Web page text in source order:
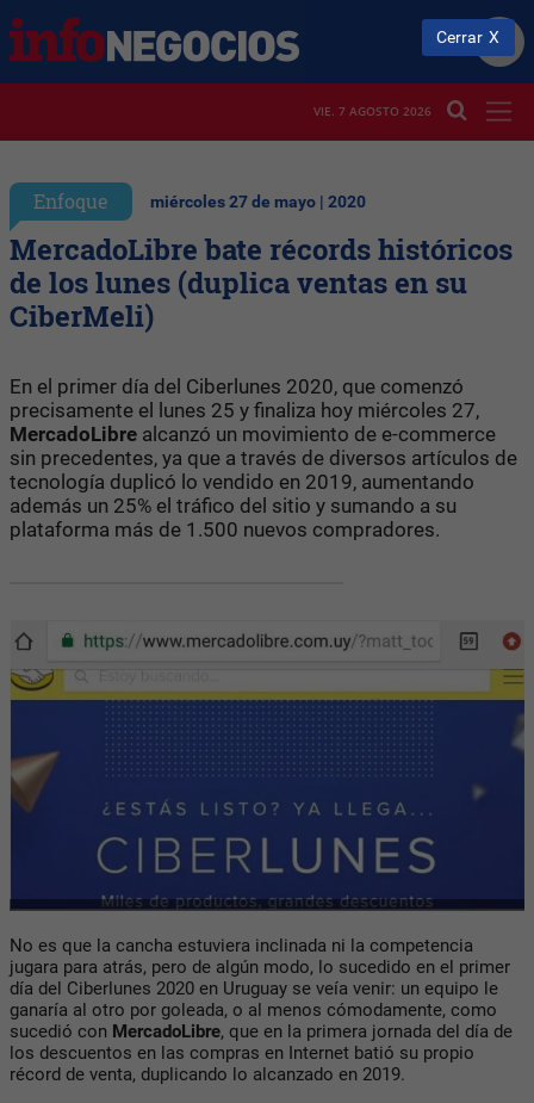
VIE. 7 AGOSTO 2026
Enfoque miércoles 27 de mayo | 2020
MercadoLibre bate récords históricos
de los lunes (duplica ventas en su
CiberMeli)
En el primer día del Ciberlunes 2020, que comenzó
precisamente el lunes 25 y finaliza hoy miércoles 27,
MercadoLibre alcanzó un movimiento de e-commerce
sin precedentes, ya que a través de diversos artículos de
tecnología duplicó lo vendido en 2019, aumentando
además un 25% el tráfico del sitio y sumando a su
plataforma más de 1.500 nuevos compradores.
No es que la cancha estuviera inclinada ni la competencia
jugara para atrás, pero de algún modo, lo sucedido en el primer
día del Ciberlunes 2020 en Uruguay se veía venir: un equipo le
ganaría al otro por goleada, o al menos cómodamente, como
sucedió con MercadoLibre, que en la primera jornada del día de
los descuentos en las compras en Internet batió su propio
récord de venta, duplicando lo alcanzado en 2019.
Cerrar